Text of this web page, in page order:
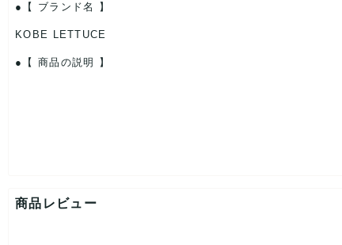
【 ブランド名 】
KOBE LETTUCE
【 商品の説明 】
商品レビュー